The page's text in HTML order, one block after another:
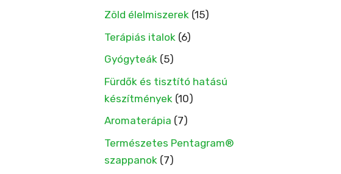
Zöld élelmiszerek (15)
Terápiás italok (6)
Gyógyteák (5)
Fürdők és tisztító hatású
készítmények (10)
Aromaterápia (7)
Természetes Pentagram®
szappanok (7)